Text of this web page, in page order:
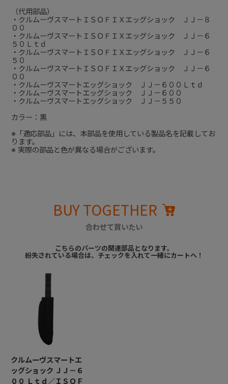
（代用部品）
・クルムーヴスマートＩＳＯＦＩＸエッグショック ＪＪ－８
００
・クルムーヴスマートＩＳＯＦＩＸエッグショック ＪＪ－６
５０Ｌｔｄ
・クルムーヴスマートＩＳＯＦＩＸエッグショック ＪＪ－６
５０
・クルムーヴスマートＩＳＯＦＩＸエッグショック ＪＪ－６
００
・クルムーヴスマートエッグショック ＪＪ－６００Ｌｔｄ
・クルムーヴスマートエッグショック ＪＪ－６００
・クルムーヴスマートエッグショック ＪＪ－５５０
カラー：黒
※「適応部品」には、本部品を使用している製品名を記載してお
ります。
※ 実際の部品と色が異なる場合がございます。
BUY TOGETHER
合わせて買いたい
こちらのパーツの関連部品となります。
紛失されている場合は、チェックを入れて一緒にカートへ！
クルムーヴスマートエ
ッグショック ＪＪ－６
００ Ｌｔｄ／ＩＳＯＦ